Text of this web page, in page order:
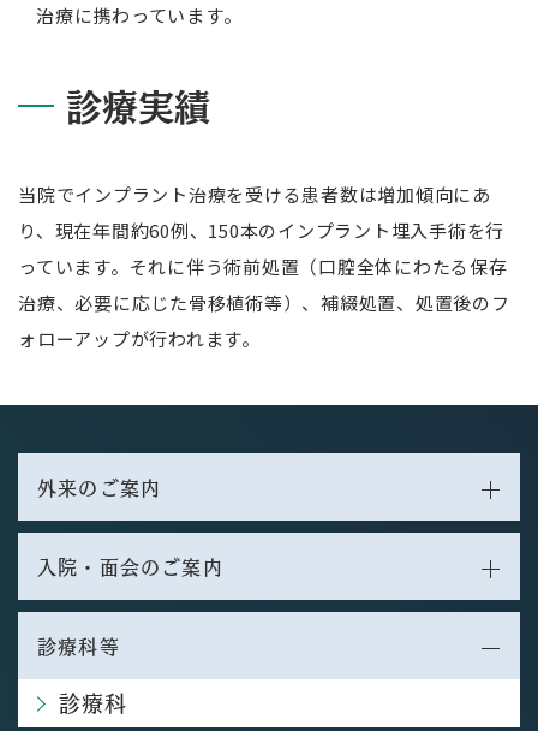
治療に携わっています。
診療実績
当院でインプラント治療を受ける患者数は増加傾向にあ
り、現在年間約60例、150本のインプラント埋入手術を行
っています。それに伴う術前処置（口腔全体にわたる保存
治療、必要に応じた骨移植術等）、補綴処置、処置後のフ
ォローアップが行われます。
外来のご案内
入院・面会のご案内
診療科等
診療科